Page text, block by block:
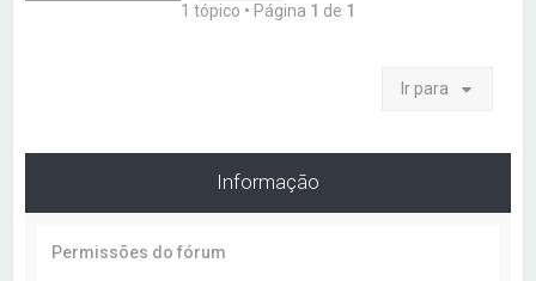
1 tópico • Página 1 de 1
Ir para
Informação
Permissões do fórum